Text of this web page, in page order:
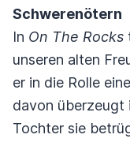
Schwerenötern
In On The Rocks
unseren alten
er in die Rolle
davon überzeugt
Tochter sie